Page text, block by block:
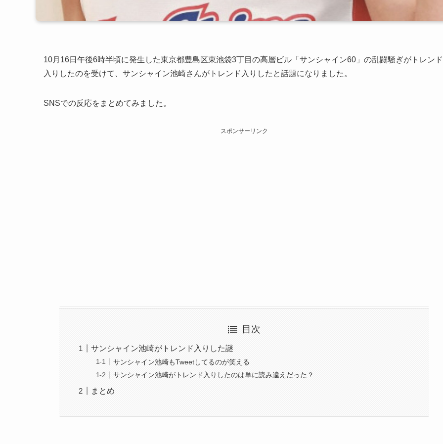
10月16日午後6時半頃に発生した東京都豊島区東池袋3丁目の高層ビル「サンシャイン60」の乱闘騒ぎがトレンド
入りしたのを受けて、サンシャイン池崎さんがトレンド入りしたと話題になりました。
SNSでの反応をまとめてみました。
スポンサーリンク
目次
サンシャイン池崎がトレンド入りした謎
サンシャイン池崎もTweetしてるのが笑える
サンシャイン池崎がトレンド入りしたのは単に読み違えだった？
まとめ